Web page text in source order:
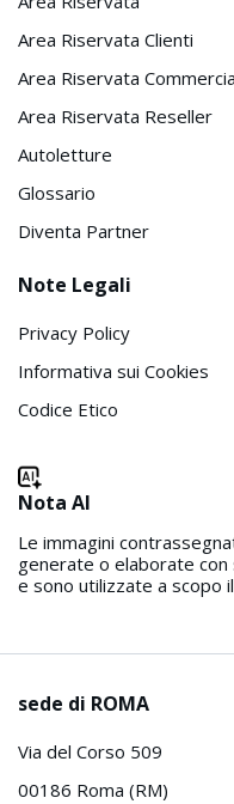
Area Riservata Clienti
Area Riservata
Area Riservata Reseller
Autoletture
Glossario
Diventa Partner
Note Legali
Privacy Policy
Informativa sui Cookies
Codice Etico
Nota AI
Le immagini
generate o elaborate
e sono utilizzate a scopo
sede di ROMA
Via del Corso 509
00186 Roma (RM)